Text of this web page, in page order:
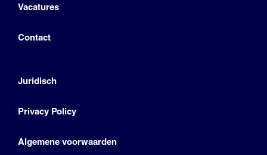
Vacatures
Contact
Juridisch
Privacy Policy
Algemene voorwaarden